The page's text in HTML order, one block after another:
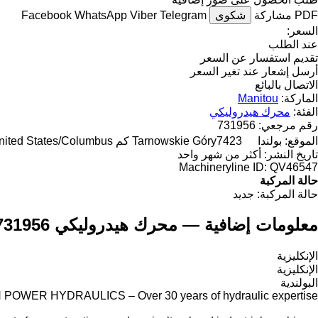
PDF مشاركة شكوى Facebook WhatsApp Viber Telegram
السعر:
عند الطلب
تقديم استفسار عن السعر
أرسل إشعار عند تغير السعر
الاتصال بالبائع
الماركة: Manitou
الفئة: محرك هيدروليكي
رقم مرجعي: 731956
الموقع: بولندا Tarnowskie Góry7423 كم to "United States/Columbus"
تاريخ النشر: أكثر من شهر واحد
Machineryline ID: QV46547
حالة المركبة
حالة المركبة: جديد
معلومات إضافية — محرك هيدروليكي Manitou 731956
الإنكليزية
الإنكليزية
البولندية
POWER HYDRAULICS – Over 30 years of hydraulic expertise.